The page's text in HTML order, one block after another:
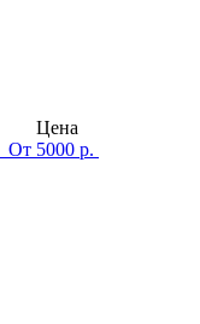
Цена
От 5000 р.